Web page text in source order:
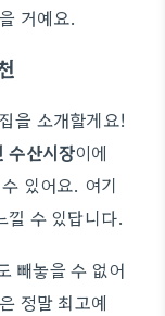
거예요.
을 소개할게요!
수산시장이에
있어요. 여기
낄 수 있답니다.
빼놓을 수 없어
정말 최고예